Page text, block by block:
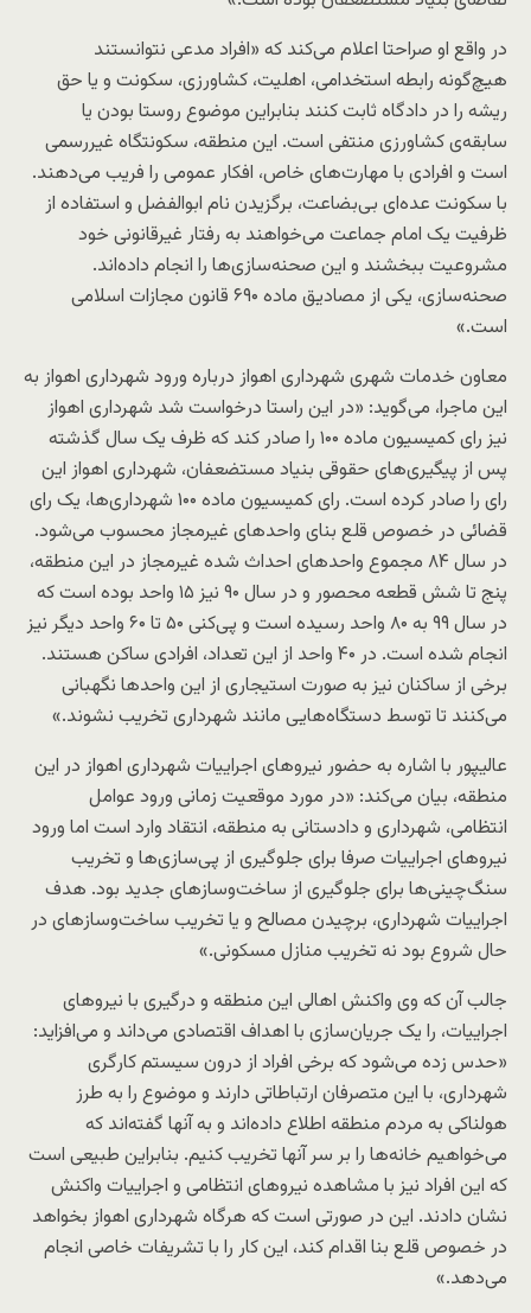
در واقع او صراحتا اعلام می‌کند که «افراد مدعی نتوانستند
هیچ‌گونه رابطه استخدامی، اهلیت، کشاورزی، سکونت و یا حق
ریشه را در دادگاه ثابت کنند بنابراین موضوع روستا بودن یا
سابقه‌ی کشاورزی منتفی است. این منطقه، سکونتگاه غیررسمی
است و افرادی با مهارت‌های خاص، افکار عمومی را فریب می‌دهند.
با سکونت عده‌ای بی‌بضاعت، برگزیدن نام ابوالفضل و استفاده از
ظرفیت یک امام جماعت می‌خواهند به رفتار غیرقانونی خود
مشروعیت ببخشند و این صحنه‌سازی‌ها را انجام داده‌اند.
صحنه‌سازی، یکی از مصادیق ماده ۶۹۰ قانون مجازات اسلامی
است.»
معاون خدمات شهری شهرداری اهواز درباره ورود شهرداری اهواز به
این ماجرا، می‌گوید: «در این راستا درخواست شد شهرداری اهواز
نیز رای کمیسیون ماده ۱۰۰ را صادر کند که ظرف یک سال گذشته
پس از پیگیری‌های حقوقی بنیاد مستضعفان، شهرداری اهواز این
رای را صادر کرده است. رای کمیسیون ماده ۱۰۰ شهرداری‌ها، یک رای
قضائی در خصوص قلع بنای واحدهای غیرمجاز محسوب می‌شود.
در سال ۸۴ مجموع واحدهای احداث شده غیرمجاز در این منطقه،
پنج تا شش قطعه محصور و در سال ۹۰ نیز ۱۵ واحد بوده است که
در سال ۹۹ به ۸۰ واحد رسیده است و پی‌کنی ۵۰ تا ۶۰ واحد دیگر نیز
انجام شده است. در ۴۰ واحد از این تعداد، افرادی ساکن هستند.
برخی از ساکنان نیز به صورت استیجاری از این واحدها نگهبانی
می‌کنند تا توسط دستگاه‌هایی مانند شهرداری تخریب نشوند.»
عالیپور با اشاره به حضور نیروهای اجراییات شهرداری اهواز در این
منطقه، بیان می‌کند: «در مورد موقعیت زمانی ورود عوامل
انتظامی، شهرداری و دادستانی به منطقه، انتقاد وارد است اما ورود
نیروهای اجراییات صرفا برای جلوگیری از پی‌سازی‌ها و تخریب
سنگ‌چینی‌ها برای جلوگیری از ساخت‌وسازهای جدید بود. هدف
اجراییات شهرداری، برچیدن مصالح و یا تخریب ساخت‌وسازهای در
حال شروع بود نه تخریب منازل مسکونی.»
جالب آن که وی واکنش اهالی این منطقه و درگیری با نیروهای
اجراییات، را یک جریان‌سازی با اهداف اقتصادی می‌داند و می‌افزاید:
«حدس زده می‌شود که برخی افراد از درون سیستم کارگری
شهرداری، با این متصرفان ارتباطاتی دارند و موضوع را به طرز
هولناکی به مردم منطقه اطلاع داده‌اند و به آنها گفته‌اند که
می‌خواهیم خانه‌ها را بر سر آنها تخریب کنیم. بنابراین طبیعی است
که این افراد نیز با مشاهده نیروهای انتظامی و اجراییات واکنش
نشان دادند. این در صورتی است که هرگاه شهرداری اهواز بخواهد
در خصوص قلع بنا اقدام کند، این کار را با تشریفات خاصی انجام
می‌دهد.»